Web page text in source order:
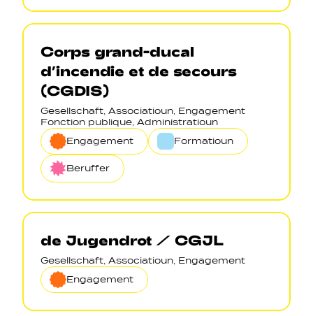
Corps grand-ducal
d’incendie et de secours
(CGDIS)
Gesellschaft, Associatioun, Engagement
Fonction publique, Administratioun
Engagement
Formatioun
Beruffer
de Jugendrot / CGJL
Gesellschaft, Associatioun, Engagement
Engagement